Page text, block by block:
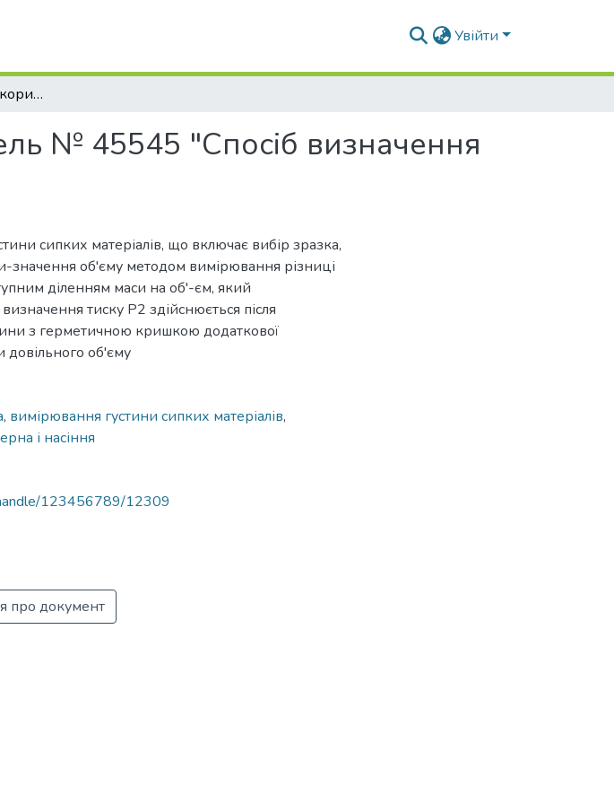
Увійти
Опис до патенту на корисну модель № 45545 "Спосіб визначення густини сипких матеріалів"
№ 45545 "Спосіб визначення
сипких матеріалів, що включає вибір зразка,
значення об'єму методом вимірювання різниці
діленням маси на об'-єм, який
тиску Р2 здійснюється після
з герметичною кришкою додаткової
довільного об'єму
, вимірювання густини сипких матеріалів,
і насіння
123456789/12309
про документ